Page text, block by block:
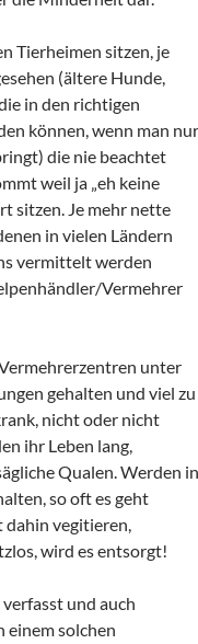
Tierheimen sitzen, je
(ältere Hunde,
in den richtigen
können, wenn man nur
die nie beachtet
weil ja „eh keine
sitzen. Je mehr nette
in vielen Ländern
vermittelt werden
Vermehrer
unter
gehalten und viel zu
nicht oder nicht
ihr Leben lang,
Qualen. Werden in
so oft es geht
dahin vegitieren,
wird es entsorgt!
und auch
einem solchen